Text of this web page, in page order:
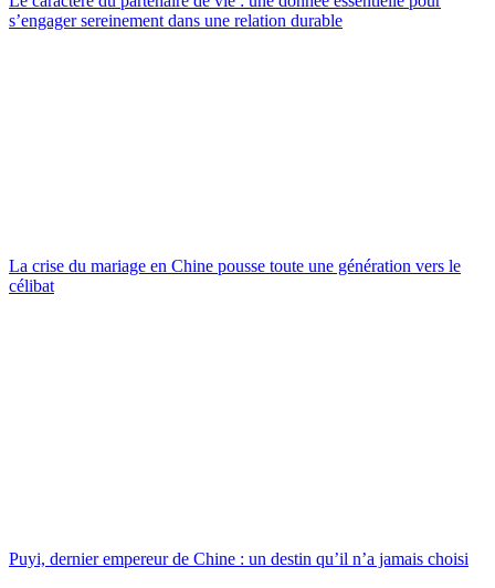
s’engager sereinement dans une relation durable
La crise du mariage en Chine pousse toute une génération vers le
célibat
Puyi, dernier empereur de Chine : un destin qu’il n’a jamais choisi